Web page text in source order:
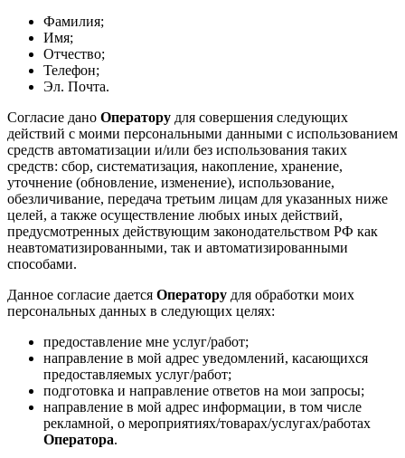
Фамилия;
Имя;
Отчество;
Телефон;
Эл. Почта.
Согласие дано Оператору для совершения следующих
действий с моими персональными данными с использованием
средств автоматизации и/или без использования таких
средств: сбор, систематизация, накопление, хранение,
уточнение (обновление, изменение), использование,
обезличивание, передача третьим лицам для указанных ниже
целей, а также осуществление любых иных действий,
предусмотренных действующим законодательством РФ как
неавтоматизированными, так и автоматизированными
способами.
Данное согласие дается Оператору для обработки моих
персональных данных в следующих целях:
предоставление мне услуг/работ;
направление в мой адрес уведомлений, касающихся
предоставляемых услуг/работ;
подготовка и направление ответов на мои запросы;
направление в мой адрес информации, в том числе
рекламной, о мероприятиях/товарах/услугах/работах
Оператора.